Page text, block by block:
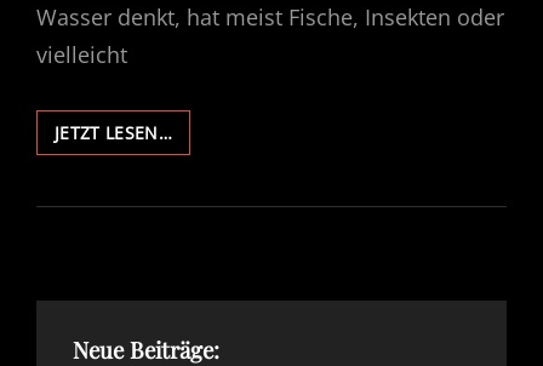
Wasser denkt, hat meist Fische, Insekten oder
vielleicht
JETZT LESEN…
–
GEHEIMNISVOLLE
Neue Beiträge: